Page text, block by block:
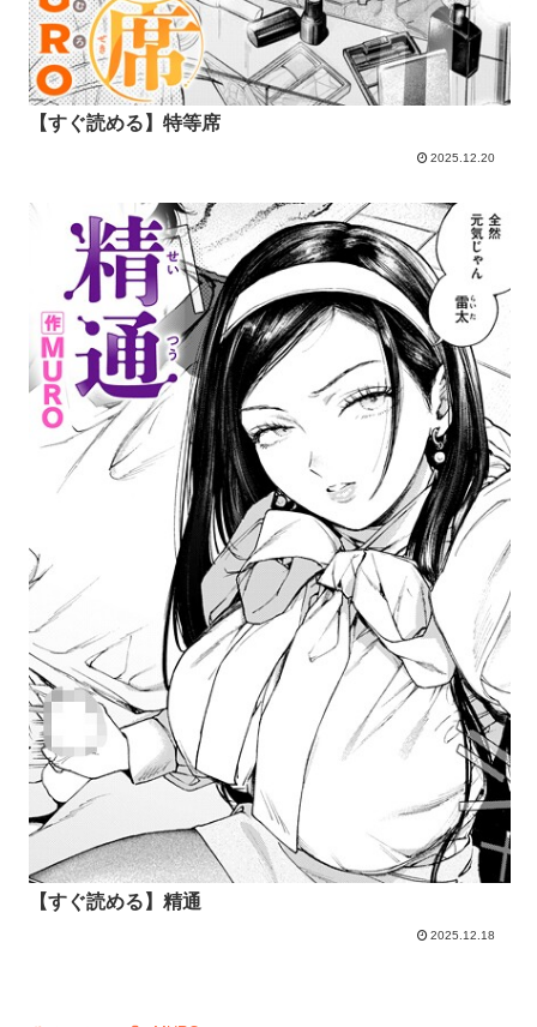
【すぐ読める】特等席
2025.12.20
【すぐ読める】精通
2025.12.18